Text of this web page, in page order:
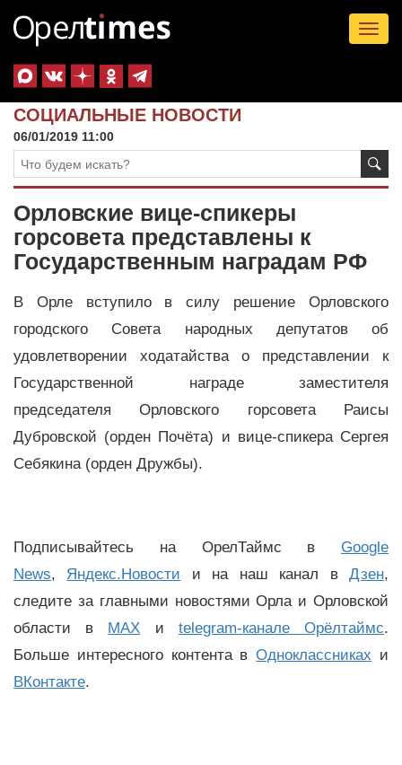
СОЦИАЛЬНЫЕ НОВОСТИ
06/01/2019 11:00
Орловские вице-спикеры
горсовета представлены к
Государственным наградам РФ
В Орле вступило в силу решение Орловского
городского Совета народных депутатов об
удовлетворении ходатайства о представлении к
Государственной награде заместителя
председателя Орловского горсовета Раисы
Дубровской (орден Почёта) и вице-спикера Сергея
Себякина (орден Дружбы).
Подписывайтесь на ОрелТаймс в Google
News, Яндекс.Новости и на наш канал вДзен,
следите за главными новостями Орла и Орловской
области в MAX и telegram-канале Орёлтаймс.
Больше интересного контента вОдноклассниках и
ВКонтакте.